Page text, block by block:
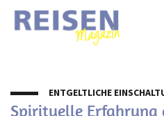
ENTGELTLICHE
Spirituelle Erfahrung